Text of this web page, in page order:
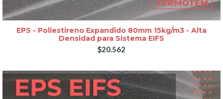
EPS - Poliestireno Expandido 80mm 15kg/m3 - Alta
Densidad para Sistema EIFS
$20.562